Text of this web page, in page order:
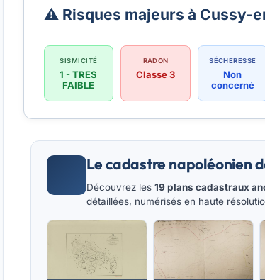
⚠️ Risques majeurs à Cussy-
SISMICITÉ
1 - TRES
FAIBLE
RADON
Classe 3
SÉCHERESSE
Non
concerné
Le cadastre napoléonien
Découvrez les 19 plans cadastraux
détaillées, numérisés en haute